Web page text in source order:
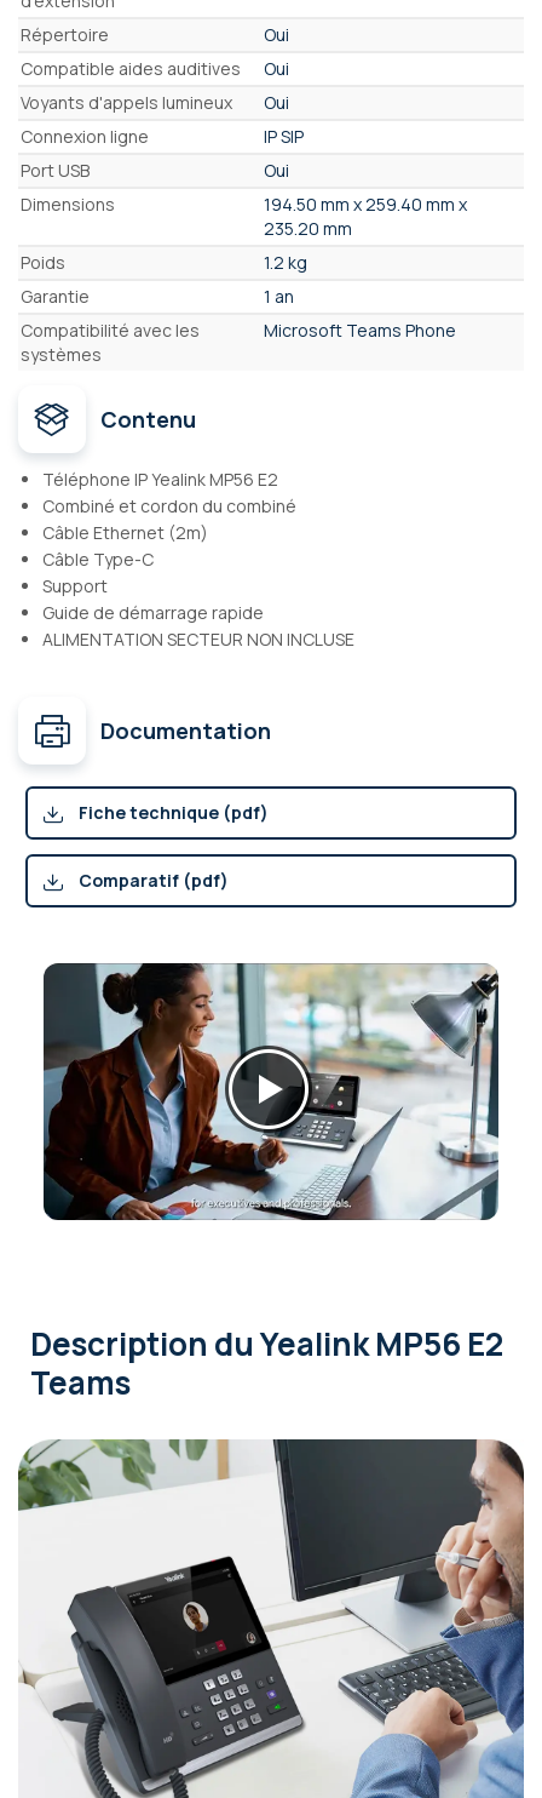
Répertoire
Oui
Compatible aides auditives
Oui
Voyants d'appels lumineux
Oui
Connexion ligne
IP SIP
Port USB
Oui
Dimensions
194.50 mm x 259.40 mm x
235.20 mm
Poids
1.2 kg
Garantie
1 an
Compatibilité avec les
systèmes
Microsoft Teams Phone
Contenu
Téléphone IP Yealink MP56 E2
Combiné et cordon du combiné
Câble Ethernet (2m)
Câble Type-C
Support
Guide de démarrage rapide
ALIMENTATION SECTEUR NON INCLUSE
Documentation
Fiche technique (pdf)
Comparatif (pdf)
Description du Yealink MP56 E2
Teams